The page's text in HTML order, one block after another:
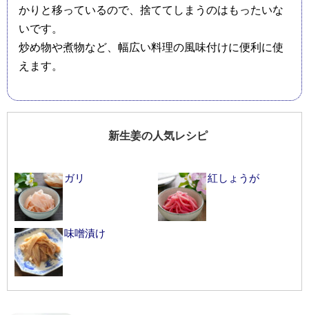
かりと移っているので、捨ててしまうのはもったいな
いです。
炒め物や煮物など、幅広い料理の風味付けに便利に使
えます。
新生姜の人気レシピ
ガリ 紅しょうが
味噌漬け